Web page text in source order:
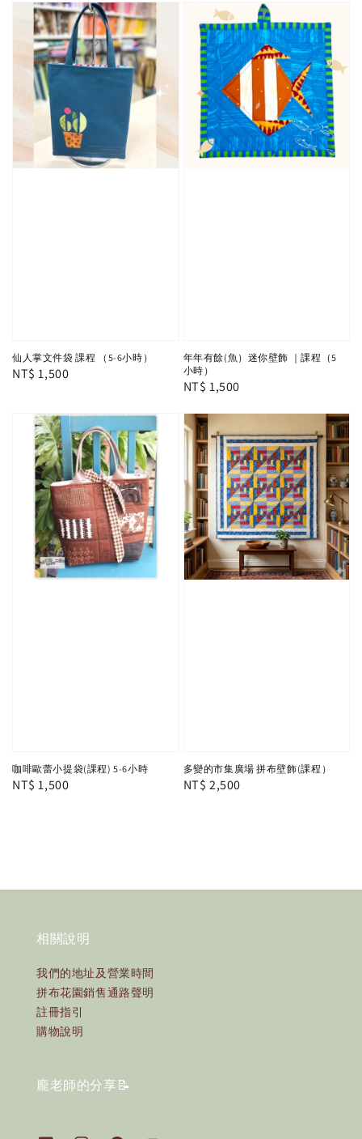
仙人掌文件袋 課程 （5-6小時）
Regular
NT$ 1,500
年年有餘(魚）迷你壁飾 ｜課程（5
小時）
Regular
NT$ 1,500
咖啡歐蕾小提袋(課程) 5-6小時
Regular
NT$ 1,500
多變的市集廣場 拼布壁飾(課程）
Regular
NT$ 2,500
相關說明
我們的地址及營業時間
拼布花園銷售通路聲明
註冊指引
購物說明
龐老師的分享📝